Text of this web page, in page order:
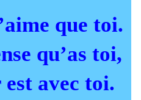
que toi.
qu’as toi,
avec toi.